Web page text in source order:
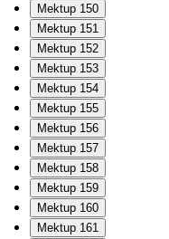
Mektup 150
Mektup 151
Mektup 152
Mektup 153
Mektup 154
Mektup 155
Mektup 156
Mektup 157
Mektup 158
Mektup 159
Mektup 160
Mektup 161